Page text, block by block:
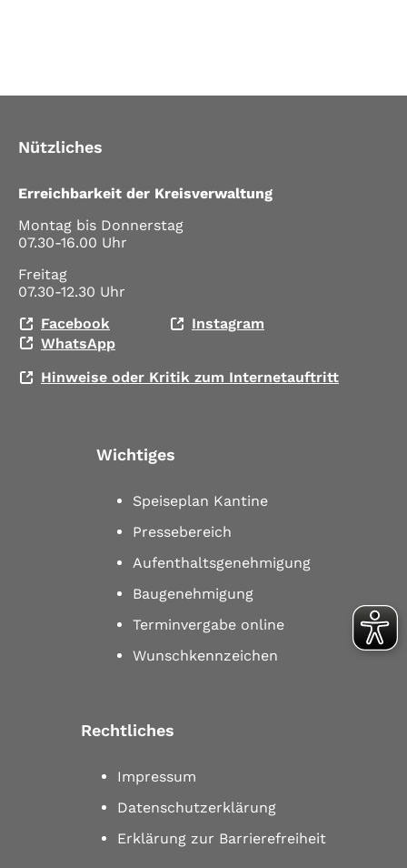
Nützliches
Erreichbarkeit der Kreisverwaltung
Montag bis Donnerstag
07.30-16.00 Uhr
Freitag
07.30-12.30 Uhr
Facebook
Instagram
WhatsApp
Hinweise oder Kritik zum Internetauftritt
Wichtiges
Speiseplan Kantine
Pressebereich
Aufenthaltsgenehmigung
Baugenehmigung
Terminvergabe online
Wunschkennzeichen
Rechtliches
Impressum
Datenschutzerklärung
Erklärung zur Barrierefreiheit